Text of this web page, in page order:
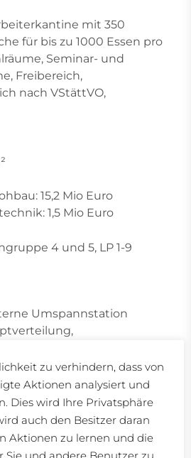
mit 350
für bis zu 1000 Essen pro
Seminar- und
Freibereich,
nach VStättVO,
15,2 Mio Euro
1,5 Mio Euro
4 und 5, LP 1-9
Umspannstation
und
über EIB/KNX-BUS, BMA,
IuK-Technik, Medien- und
zu verhindern, dass von
Aktionen analysiert und
Dies wird Ihre Privatsphäre
auch den Besitzer daran
Aktionen zu lernen und die
Sie und andere Benutzer zu